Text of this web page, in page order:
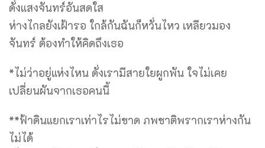
ดั่งแสงจันทร์อันสดใส
ห่างไกลยังเฝ้ารอ ใกล้กันฉันก็หวั่นไหว เหลียวมอง
จันทร์ ต้องทำให้คิดถึงเธอ
*ไม่ว่าอยู่แห่งไหน ดั่งเรามีสายใยผูกพัน ใจไม่เคย
เปลี่ยนผันจากเธอคนนี้
**ฟ้าดินแยกเราเท่าไรไม่ขาด ภพชาติพรากเราห่างกัน
ไม่ได้